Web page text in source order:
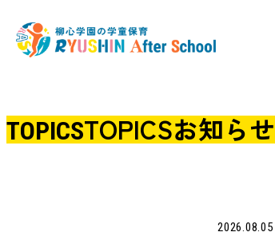
TOPICSTOPICSお知らせ
2026.08.05